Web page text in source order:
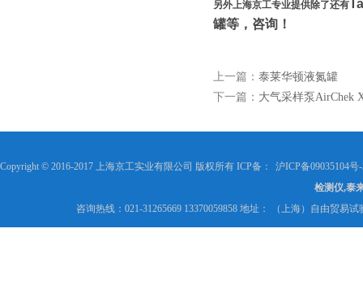
另外上海京工专业提供除了还有
罐等，咨询！
上一篇： 泰莱华顿液氮罐
下一篇： 大气采样泵AirChek
Copyright © 2016-2017 上海京工实业有限公司 版权所有 ICP备：
沪ICP备09035104号
检测仪,泰
咨询热线：021-31265669 13370059858 地址： （上海）自由贸易